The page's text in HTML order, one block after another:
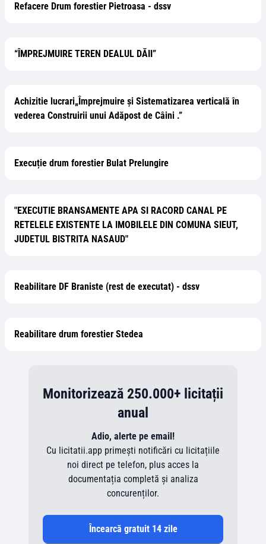
Refacere Drum forestier Pietroasa - dssv
“ÎMPREJMUIRE TEREN DEALUL DĂII”
Achizitie lucrari„Împrejmuire și Sistematizarea verticală în
vederea Construirii unui Adăpost de Câini .”
Execuție drum forestier Bulat Prelungire
"EXECUTIE BRANSAMENTE APA SI RACORD CANAL PE
RETELELE EXISTENTE LA IMOBILELE DIN COMUNA SIEUT,
JUDETUL BISTRITA NASAUD"
Reabilitare DF Braniste (rest de executat) - dssv
Reabilitare drum forestier Stedea
Monitorizează 250.000+ licitații
anual
Adio, alerte pe email!
Cu licitatii.app primești notificări cu licitațiile
noi direct pe telefon, plus acces la
documentația completă și analiza
concurenților.
Încearcă gratuit 14 zile